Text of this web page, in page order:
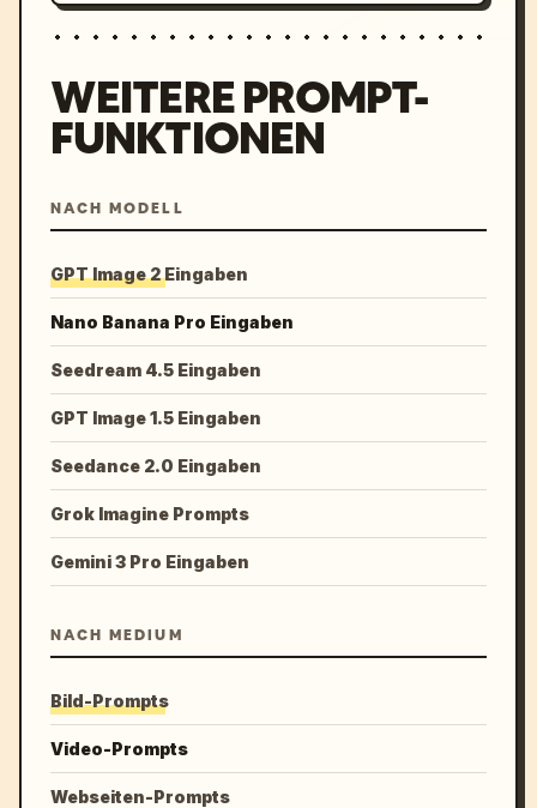
WEITERE PROMPT-
FUNKTIONEN
NACH MODELL
GPT Image 2 Eingaben
Nano Banana Pro Eingaben
Seedream 4.5 Eingaben
GPT Image 1.5 Eingaben
Seedance 2.0 Eingaben
Grok Imagine Prompts
Gemini 3 Pro Eingaben
NACH MEDIUM
Bild-Prompts
Video-Prompts
Webseiten-Prompts